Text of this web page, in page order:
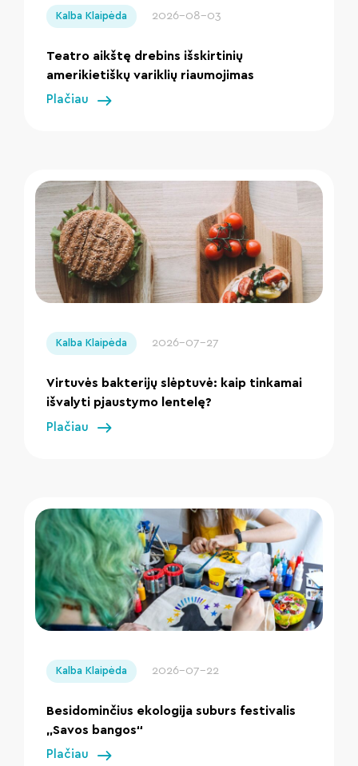
Kalba Klaipėda 2026-08-03
Teatro aikštę drebins išskirtinių
amerikietiškų variklių riaumojimas
Plačiau
Kalba Klaipėda 2026-07-27
Virtuvės bakterijų slėptuvė: kaip tinkamai
išvalyti pjaustymo lentelę?
Plačiau
Kalba Klaipėda 2026-07-22
Besidominčius ekologija suburs festivalis
„Savos bangos“
Plačiau